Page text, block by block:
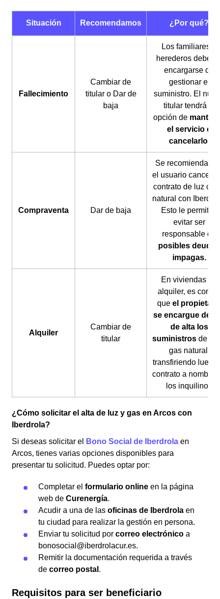
Situación Recomendamos ¿Por qué?
Fallecimiento
Cambiar de
titular o Dar de
baja
Los familiares o
herederos
encargarse de
gestionar el
suministro. El
titular tendrá la
opción de
el servicio o
cancelarlo.
Compraventa Dar de baja
Se recomienda
el usuario cancele
contrato de luz o
natural con
Esto le permitirá
evitar ser
responsable de
posibles deudas
impagas.
Alquiler
Cambiar de
titular
En viviendas de
alquiler, es
que el
se encargue de
de alta los
suministros de
gas natural,
transfiriendo luego
contrato a nombre
los inquilinos
¿Cómo solicitar el alta de luz y gas en Arcos con
Iberdrola?
Si deseas solicitar el
Bono Social de Iberdrola en
Arcos, tienes varias opciones disponibles para
presentar tu solicitud. Puedes optar por:
Completar el formulario online en la página
web de Curenergía.
Acudir a una de las oficinas de Iberdrola en
tu ciudad para realizar la gestión en persona.
Enviar tu solicitud por correo electrónico a
bonosocial@iberdrolacur.es.
Remitir la documentación requerida a través
de correo postal .
Requisitos para ser beneficiario